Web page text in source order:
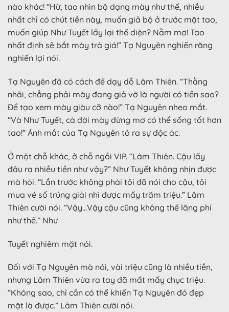
nào khác! “Hừ, tao nhìn bộ dạng mày như thế, nhiều
nhất chỉ có chút tiền này, muốn giả bộ ở trước mặt tao,
muốn giúp Như Tuyết lấy lại thể diện? Nằm mơ! Tao
nhất định sẽ bắt mày trả giá!” Tạ Nguyên nghiến răng
nghiến lợi nói.
Tạ Nguyên đã có cách để dạy dỗ Lâm Thiên. “Thằng
nhãi, chẳng phải mày đang giả vờ là người có tiền sao?
Để tạo xem mày giàu cỡ nào!” Tạ Nguyên nheo mắt.
“Và Như Tuyết, cả đời mày đừng mơ có thể sống tốt hơn
tao!” Ánh mắt của Tạ Nguyên tỏ ra sự độc ác.
Ở một chỗ khác, ở chỗ ngồi VIP. “Lâm Thiên. Cậu lấy
đâu ra nhiều tiền như vậy?” Như Tuyết không nhịn được
mà hỏi. “Lần trước không phải tôi đã nói cho cậu, tôi
mua vé số trúng giải nhì được mấy trăm triệu.” Lâm
Thiên cười nói. “Vậy…Vậy cậu cũng không thể lãng phí
như thế.” Như
Tuyết nghiêm mặt nói.
Đối với Tạ Nguyên mà nói, vài triệu cũng là nhiều tiền,
nhưng Lâm Thiên vừa ra tay đã mất mấy chục triệu.
“Không sao, chỉ cần có thể khiến Tạ Nguyên đó đẹp
mặt là được.” Lâm Thiên cười nói.